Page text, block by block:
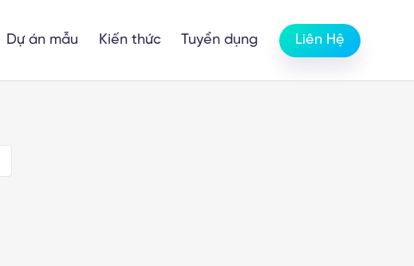
Dự án mẫu Kiến thức Tuyển dụng Liên Hệ